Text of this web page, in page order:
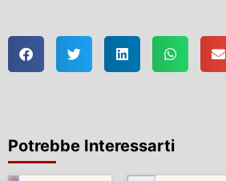
Potrebbe Interessarti